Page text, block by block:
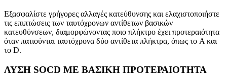
Εξασφαλίστε γρήγορες αλλαγές κατεύθυνσης και ελαχιστοποιήστε
τις επιπτώσεις των ταυτόχρονων αντίθετων βασικών
κατευθύνσεων, διαμορφώνοντας ποιο πλήκτρο έχει προτεραιότητα
όταν πατιούνται ταυτόχρονα δύο αντίθετα πλήκτρα, όπως το A και
το D.
ΛΥΣΗ SOCD ΜΕ ΒΑΣΙΚΗ ΠΡΟΤΕΡΑΙΟΤΗΤΑ